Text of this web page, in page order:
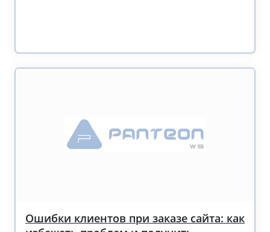
Ошибки клиентов при заказе сайта: как